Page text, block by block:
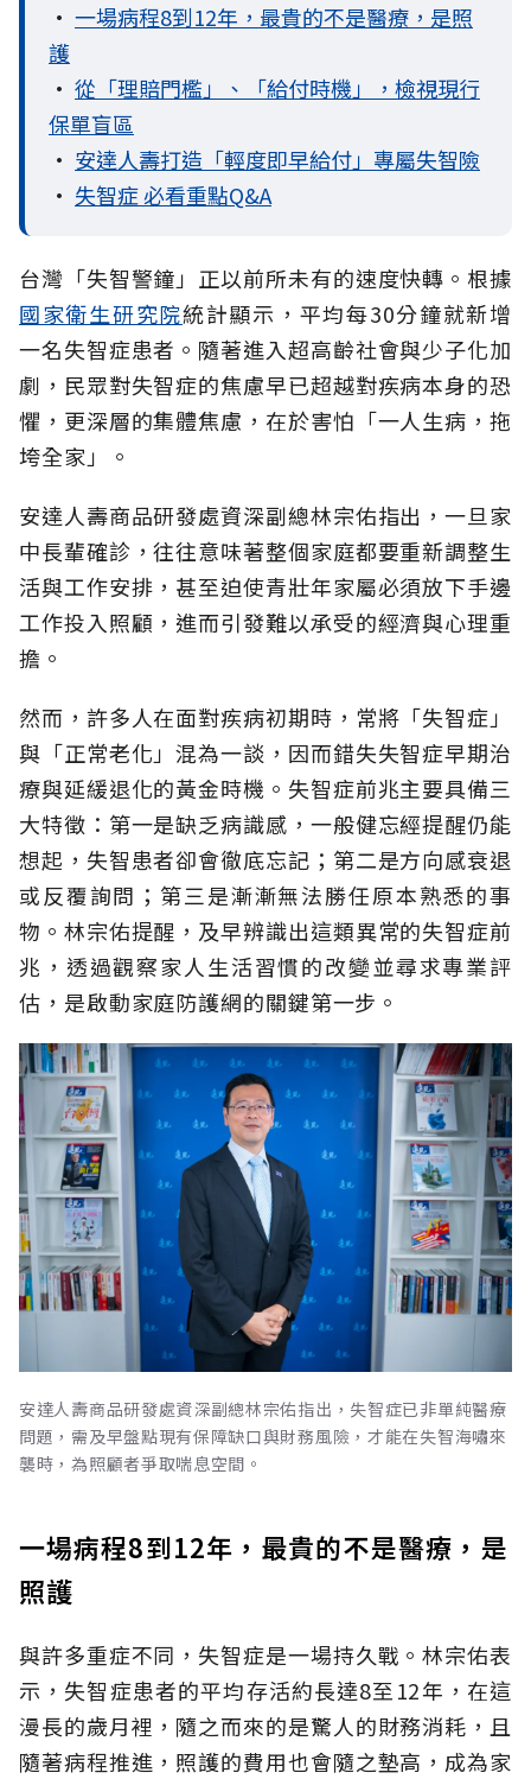
• 一場病程8到12年，最貴的不是醫療，是照
護
• 從「理賠門檻」、「給付時機」，檢視現行
保單盲區
• 安達人壽打造「輕度即早給付」專屬失智險
• 失智症 必看重點Q&A
台灣「失智警鐘」正以前所未有的速度快轉。根據
國家衛生研究院統計顯示，平均每30分鐘就新增
一名失智症患者。隨著進入超高齡社會與少子化加
劇，民眾對失智症的焦慮早已超越對疾病本身的恐
懼，更深層的集體焦慮，在於害怕「一人生病，拖
垮全家」。
安達人壽商品研發處資深副總林宗佑指出，一旦家
中長輩確診，往往意味著整個家庭都要重新調整生
活與工作安排，甚至迫使青壯年家屬必須放下手邊
工作投入照顧，進而引發難以承受的經濟與心理重
擔。
然而，許多人在面對疾病初期時，常將「失智症」
與「正常老化」混為一談，因而錯失失智症早期治
療與延緩退化的黃金時機。失智症前兆主要具備三
大特徵：第一是缺乏病識感，一般健忘經提醒仍能
想起，失智患者卻會徹底忘記；第二是方向感衰退
或反覆詢問；第三是漸漸無法勝任原本熟悉的事
物。林宗佑提醒，及早辨識出這類異常的失智症前
兆，透過觀察家人生活習慣的改變並尋求專業評
估，是啟動家庭防護網的關鍵第一步。
安達人壽商品研發處資深副總林宗佑指出，失智症已非單純醫療
問題，需及早盤點現有保障缺口與財務風險，才能在失智海嘯來
襲時，為照顧者爭取喘息空間。
一場病程8到12年，最貴的不是醫療，是
照護
與許多重症不同，失智症是一場持久戰。林宗佑表
示，失智症患者的平均存活約長達8至12年，在這
漫長的歲月裡，隨之而來的是驚人的財務消耗，且
隨著病程推進，照護的費用也會隨之墊高，成為家